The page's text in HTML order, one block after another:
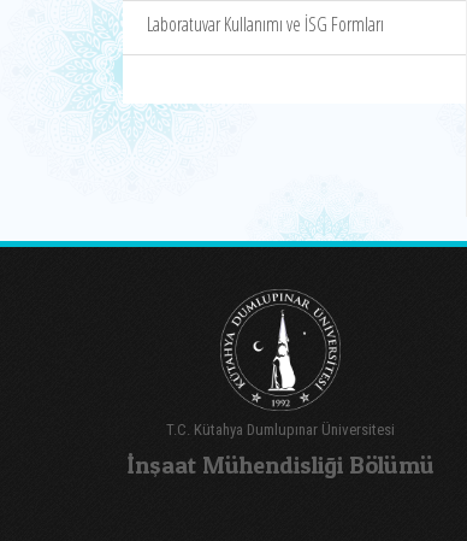
Laboratuvar Kullanımı ve İSG Formları
T.C. Kütahya Dumlupınar Üniversitesi
İnşaat Mühendisliği Bölümü